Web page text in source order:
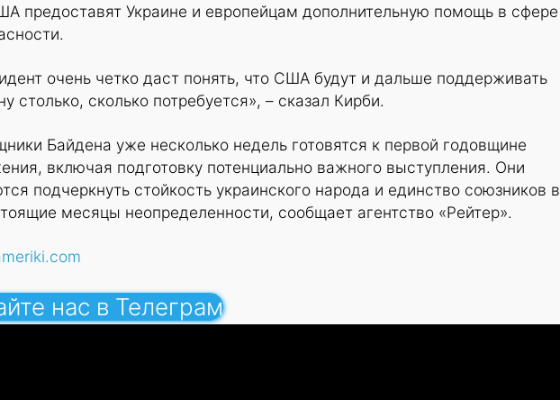
предоставят Украине и европейцам дополнительную помощь в сфере
очень четко даст понять, что США будут и дальше поддерживать
столько, сколько потребуется», – сказал Кирби.
Байдена уже несколько недель готовятся к первой годовщине
включая подготовку потенциально важного выступления. Они
подчеркнуть стойкость украинского народа и единство союзников в
месяцы неопределенности, сообщает агентство «Рейтер».
нас в Телеграм